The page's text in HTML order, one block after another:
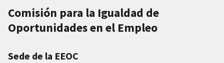
Comisión para la Igualdad de
Oportunidades en el Empleo
Sede de la EEOC